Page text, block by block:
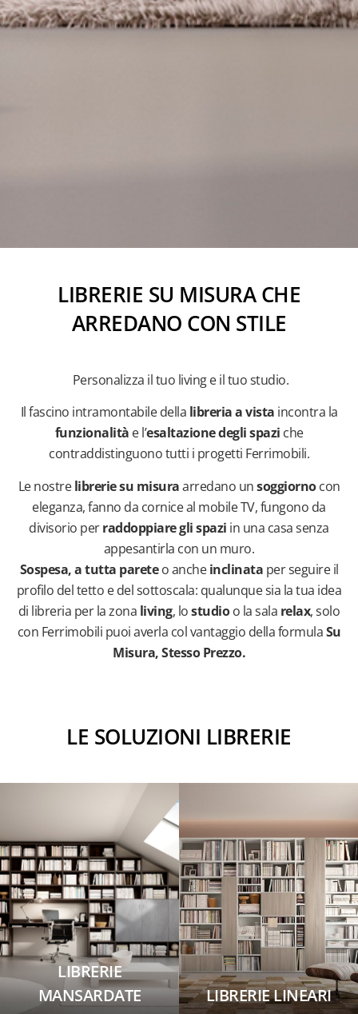
LIBRERIE SU MISURA CHE
ARREDANO CON STILE
Personalizza il tuo living e il tuo studio.
Il fascino intramontabile della libreria a vista incontra la
funzionalità e l’esaltazione degli spazi che
contraddistinguono tutti i progetti Ferrimobili.
Le nostrelibrerie su misuraarredano unsoggiornocon
eleganza, fanno da cornice al mobile TV, fungono da
divisorio perraddoppiare gli spazi in una casa senza
appesantirla con un muro.
Sospesa, a tutta pareteo ancheinclinata per seguire il
profilo del tetto e del sottoscala: qualunque sia la tua idea
di libreria per la zona living, lostudioo la sala relax, solo
con Ferrimobili puoi averla col vantaggio della formulaSu
Misura, Stesso Prezzo.
LE SOLUZIONI LIBRERIE
LIBRERIE
MANSARDATE
LIBRERIE LINEARI